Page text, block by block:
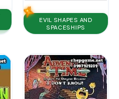
EVIL SHAPES AND
SPACESHIPS